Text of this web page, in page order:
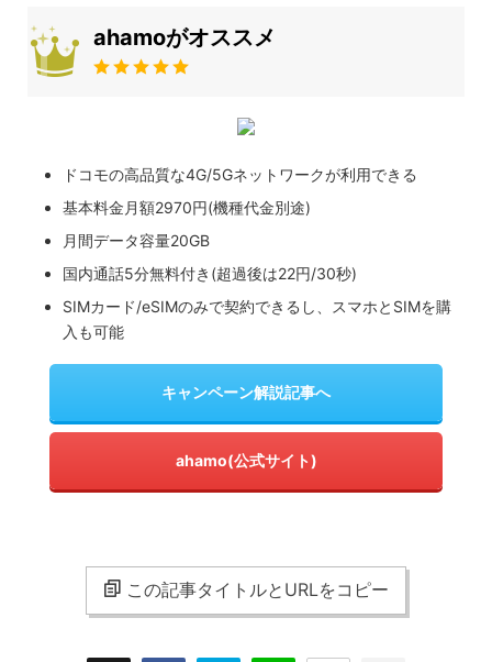
ahamoがオススメ
ドコモの高品質な4G/5Gネットワークが利用できる
基本料金月額2970円(機種代金別途)
月間データ容量20GB
国内通話5分無料付き(超過後は22円/30秒)
SIMカード/eSIMのみで契約できるし、スマホとSIMを購
入も可能
キャンペーン解説記事へ
ahamo(公式サイト)
この記事タイトルとURLをコピー